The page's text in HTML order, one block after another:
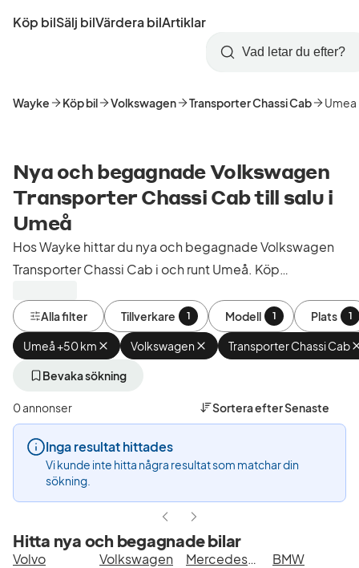
till
Startsida
Köp bilSälj bilVärdera bilArtiklar
Skapa
konto
Logga
in
Sök
Wayke Köp bil Volkswagen Transporter Chassi Cab Umea
Nya och begagnade Volkswagen
Transporter Chassi Cab till salu i
Umeå
Hos Wayke hittar du nya och begagnade Volkswagen
Transporter Chassi Cab i och runt Umeå. Köp
Sverige.Alla filter Tillverkare 1 Modell 1 Plats 1
Umeå +50 km Ta
bort
aktivt
(Plats)
Volkswagen Ta
bort
Volkswagen
Transporter Chassi Cab
Bevaka sökning
0 annonser Sortera efterSenaste
Inga resultat hittades
Vi kunde inte hitta några resultat som matchar din
sökning.
Hitta nya och begagnade bilar
Volvo Volkswagen Mercedes-Benz
BMW